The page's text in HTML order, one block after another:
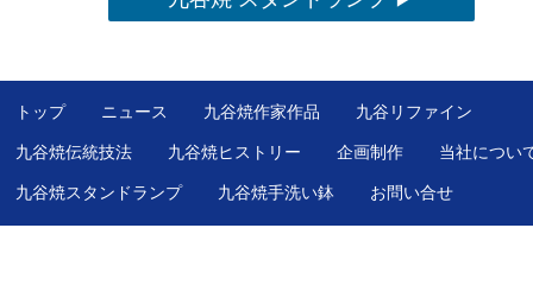
トップ ニュース 九谷焼作家作品 九谷リファイン
九谷焼伝統技法 九谷焼ヒストリー 企画制作 当社につい
九谷焼スタンドランプ 九谷焼手洗い鉢 お問い合せ